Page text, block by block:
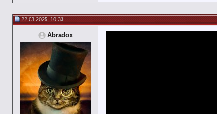
22.03.2025, 10:33
Abradox